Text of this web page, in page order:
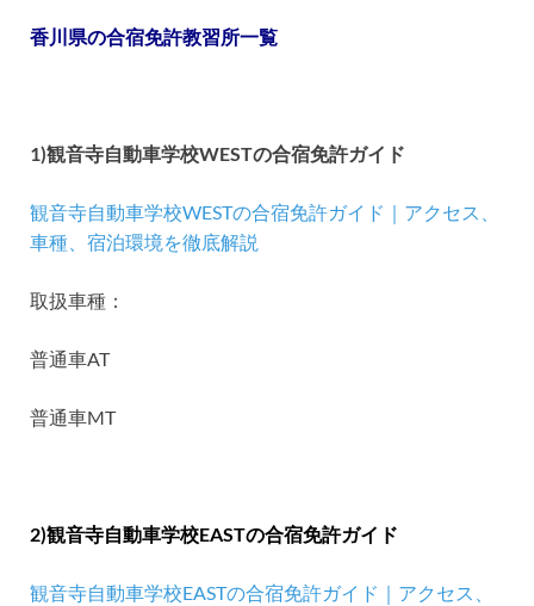
香川県の合宿免許教習所一覧
1)観音寺自動車学校WESTの合宿免許ガイド
観音寺自動車学校WESTの合宿免許ガイド｜アクセス、
車種、宿泊環境を徹底解説
取扱車種：
普通車AT
普通車MT
2)観音寺自動車学校EASTの合宿免許ガイド
観音寺自動車学校EASTの合宿免許ガイド｜アクセス、